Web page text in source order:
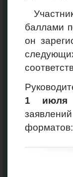
баллами
он
1
июля
форматов: